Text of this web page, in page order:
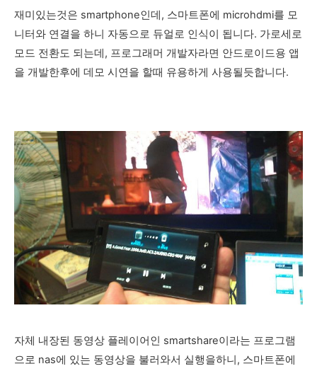
재미있는것은 smartphone인데, 스마트폰에 microhdmi를 모
니터와 연결을 하니 자동으로 듀얼로 인식이 됩니다. 가로세로
모드 전환도 되는데, 프로그래머 개발자라면 안드로이드용 앱
을 개발한후에 데모 시연을 할때 유용하게 사용될듯합니다.
자체 내장된 동영상 플레이어인 smartshare이라는 프로그램
으로 nas에 있는 동영상을 불러와서 실행을하니, 스마트폰에